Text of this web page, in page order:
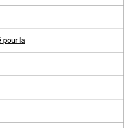
pour la